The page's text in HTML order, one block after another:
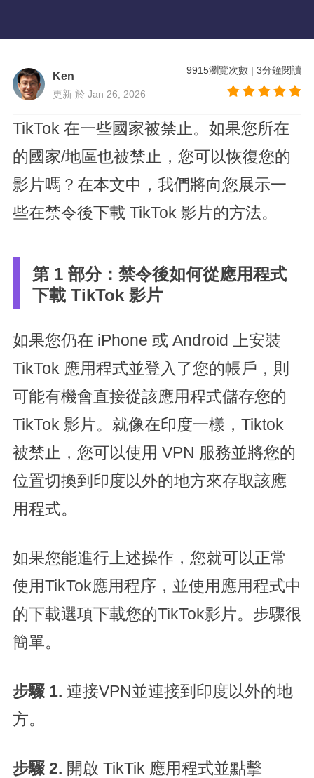
Ken
更新 於 Jan 26, 2026
9915瀏覽次數 |3分鐘閱讀
TikTok 在一些國家被禁止。如果您所在
的國家/地區也被禁止，您可以恢復您的
影片嗎？在本文中，我們將向您展示一
些在禁令後下載 TikTok 影片的方法。
第 1 部分：禁令後如何從應用程式
下載 TikTok 影片
如果您仍在 iPhone 或 Android 上安裝
TikTok 應用程式並登入了您的帳戶，則
可能有機會直接從該應用程式儲存您的
TikTok 影片。就像在印度一樣，Tiktok
被禁止，您可以使用 VPN 服務並將您的
位置切換到印度以外的地方來存取該應
用程式。
如果您能進行上述操作，您就可以正常
使用TikTok應用程序，並使用應用程式中
的下載選項下載您的TikTok影片。步驟很
簡單。
步驟 1. 連接VPN並連接到印度以外的地
方。
步驟 2. 開啟 TikTik 應用程式並點擊